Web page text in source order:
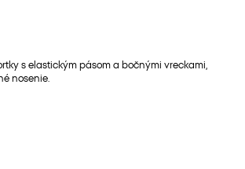
s elastickým pásom a bočnými vreckami,
nosenie.